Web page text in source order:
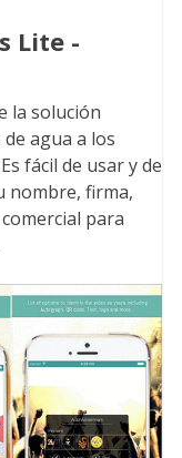
Lite -
la solución
agua a los
fácil de usar y de
nombre, firma,
para